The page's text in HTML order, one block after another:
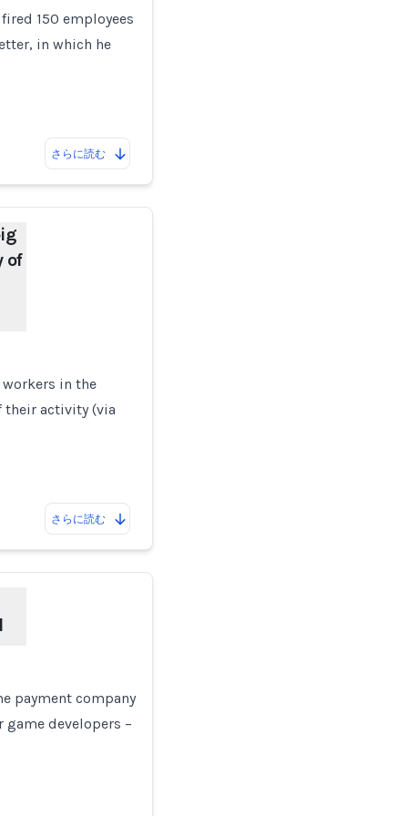
150 employees
in which he
さらに読む
of
in the
their activity (via
さらに読む
payment company
developers –